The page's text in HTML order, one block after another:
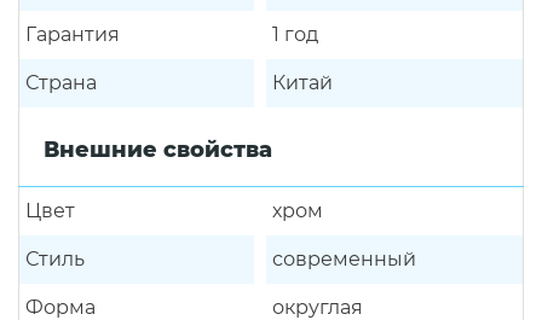
Гарантия 1 год
Страна Китай
Внешние свойства
Цвет хром
Стиль современный
Форма округлая